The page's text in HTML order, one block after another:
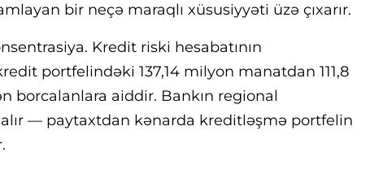
bir neçə maraqlı xüsusiyyəti üzə çıxarır.
Kredit riski hesabatının
portfelindəki 137,14 milyon manatdan 111,8
borcalanlara aiddir. Bankın regional
— paytaxtdan kənarda kreditləşmə portfelin